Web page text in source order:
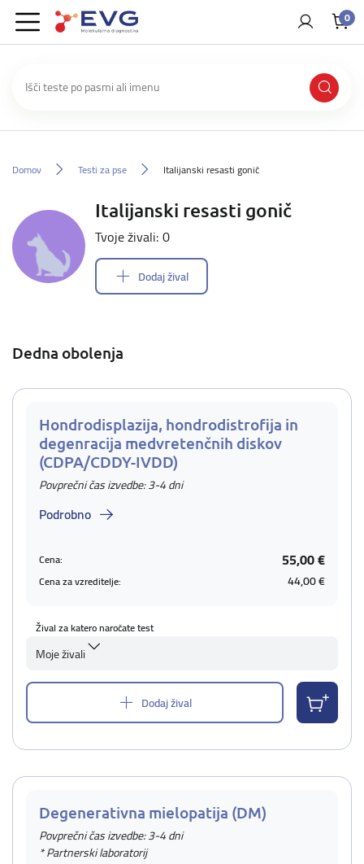
0
Domov Testi za pse Italijanski resasti gonič
Italijanski resasti gonič
Tvoje živali: 0
Dodaj žival
Dedna obolenja
Hondrodisplazija, hondrodistrofija in
degenracija medvretenčnih diskov
(CDPA/CDDY-IVDD)
Povprečni čas izvedbe: 3-4 dni
Podrobno
Cena: 55,00 €
Cena za vzreditelje: 44,00 €
Žival za katero naročate test
Moje živali
Dodaj žival
Degenerativna mielopatija (DM)
Povprečni čas izvedbe: 3-4 dni
* Partnerski laboratorij